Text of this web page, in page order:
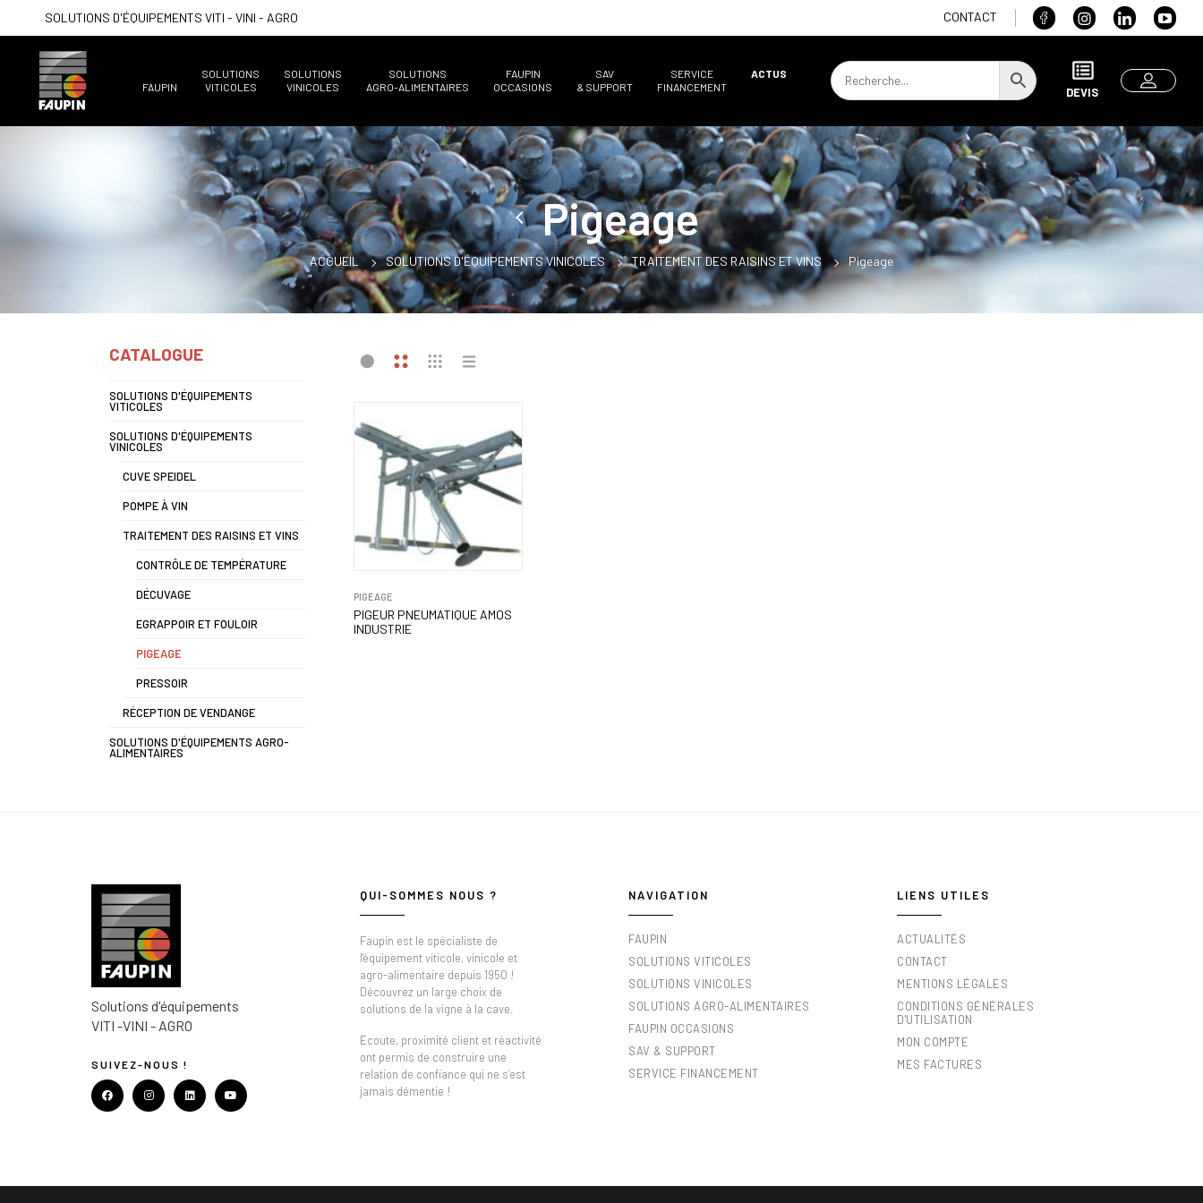
SOLUTIONS D'ÉQUIPEMENTS VITI - VINI - AGRO CONTACT
FAUPIN
SOLUTIONS
VITICOLES
SOLUTIONS
VINICOLES
SOLUTIONS
AGRO-ALIMENTAIRES
FAUPIN
OCCASIONS
SAV
& SUPPORT
SERVICE
FINANCEMENT
ACTUS
DEVIS
Pigeage
ACCUEIL SOLUTIONS D'ÉQUIPEMENTS VINICOLES TRAITEMENT DES RAISINS ET VINS Pigeage
CATALOGUE
SOLUTIONS D'ÉQUIPEMENTS
VITICOLES
SOLUTIONS D'ÉQUIPEMENTS
VINICOLES
CUVE SPEIDEL
POMPE À VIN
TRAITEMENT DES RAISINS ET VINS
CONTRÔLE DE TEMPÉRATURE
DÉCUVAGE
EGRAPPOIR ET FOULOIR
PIGEAGE
PRESSOIR
RÉCEPTION DE VENDANGE
SOLUTIONS D'ÉQUIPEMENTS AGRO-
ALIMENTAIRES
PIGEAGE
PIGEUR PNEUMATIQUE AMOS
INDUSTRIE
Solutions d'équipements
VITI -VINI - AGRO
SUIVEZ-NOUS !
QUI-SOMMES NOUS ?
Faupin est le spécialiste de
l'équipement viticole, vinicole et
agro-alimentaire depuis 1950 !
Découvrez un large choix de
solutions de la vigne à la cave.
Ecoute, proximité client et réactivité
ont permis de construire une
relation de confiance qui ne s’est
jamais démentie !
NAVIGATION
FAUPIN
SOLUTIONS VITICOLES
SOLUTIONS VINICOLES
SOLUTIONS AGRO-ALIMENTAIRES
FAUPIN OCCASIONS
SAV & SUPPORT
SERVICE FINANCEMENT
LIENS UTILES
ACTUALITÉS
CONTACT
MENTIONS LÉGALES
CONDITIONS GÉNÉRALES
D'UTILISATION
MON COMPTE
MES FACTURES